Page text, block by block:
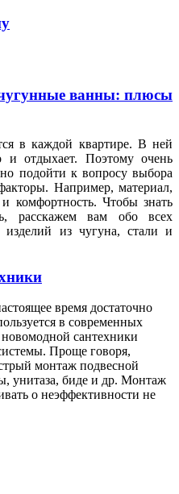
ванны: плюсы
в каждой квартире. В ней
и отдыхает. Поэтому очень
подойти к вопросу выбора
Например, материал,
и комфортность. Чтобы знать
расскажем вам обо всех
изделий из чугуна, стали и
время достаточно
в современных
сантехники
Проще говоря,
монтаж подвесной
унитаза, биде и др. Монтаж
о неэффективности не